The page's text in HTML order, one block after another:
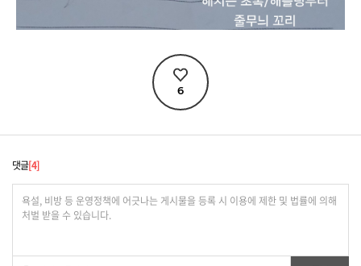
6
댓글 4